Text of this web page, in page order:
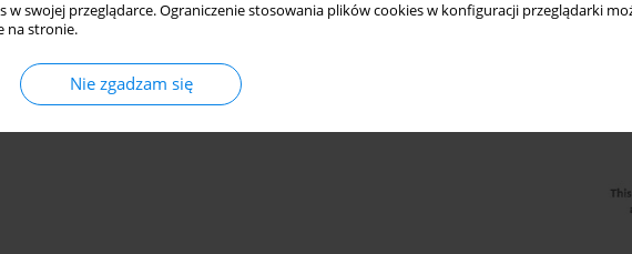
w swojej przeglądarce. Ograniczenie stosowania plików cookies w konfiguracji przeglądarki
na stronie.
Nie zgadzam się
compound for the treatment of COVID-19